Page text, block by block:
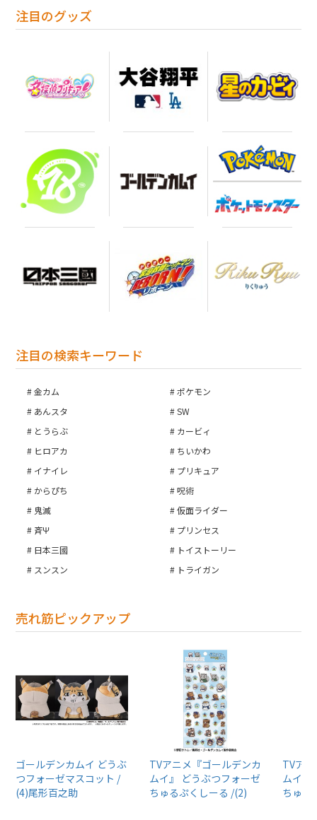
注目のグッズ
注目の検索キーワード
金カム
ポケモン
あんスタ
SW
とうらぶ
カービィ
ヒロアカ
ちいかわ
イナイレ
プリキュア
からぴち
呪術
鬼滅
仮面ライダー
斉Ψ
プリンセス
日本三國
トイストーリー
スンスン
トライガン
売れ筋ピックアップ
ゴールデンカムイ どうぶ
つフォーゼマスコット /
(4)尾形百之助
TVアニメ『ゴールデンカ
ムイ』 どうぶつフォーゼ
ちゅるぷくしーる /(2)
TVア
ムイ』
ちゅる